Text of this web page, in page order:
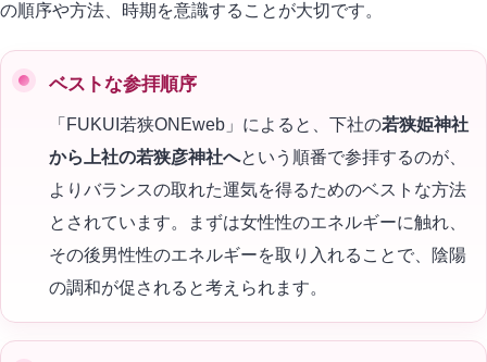
の順序や方法、時期を意識することが大切です。
ベストな参拝順序
「FUKUI若狭ONEweb」によると、下社の若狭姫神社
から上社の若狭彦神社へという順番で参拝するのが、
よりバランスの取れた運気を得るためのベストな方法
とされています。まずは女性性のエネルギーに触れ、
その後男性性のエネルギーを取り入れることで、陰陽
の調和が促されると考えられます。